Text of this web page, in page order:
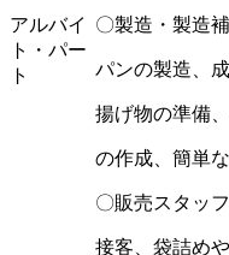
アルバイ
ト・パー
ト
〇製造・製造
パンの製造、
揚げ物の準備
の作成、簡単
〇販売スタッフ
接客、袋詰め